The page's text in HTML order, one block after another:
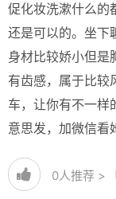
促化妆洗漱什么的
还是可以的。坐下
身材比较娇小但是
有齿感，属于比较
车，让你有不一样
意思发，加微信看
0人推荐 >